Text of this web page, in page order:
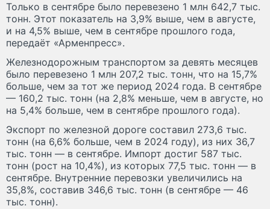
Только в сентябре было перевезено 1 млн 642,7 тыс.
тонн. Этот показатель на 3,9% выше, чем в августе,
и на 4,5% выше, чем в сентябре прошлого года,
передаёт «Арменпресс».
Железнодорожным транспортом за девять месяцев
было перевезено 1 млн 207,2 тыс. тонн, что на 15,7%
больше, чем за тот же период 2024 года. В сентябре
— 160,2 тыс. тонн (на 2,8% меньше, чем в августе, но
на 5,4% больше, чем в сентябре прошлого года).
Экспорт по железной дороге составил 273,6 тыс.
тонн (на 6,6% больше, чем в 2024 году), из них 36,7
тыс. тонн — в сентябре. Импорт достиг 587 тыс.
тонн (рост на 10,4%), из которых 77,5 тыс. тонн — в
сентябре. Внутренние перевозки увеличились на
35,8%, составив 346,6 тыс. тонн (в сентябре — 46
тыс. тонн).